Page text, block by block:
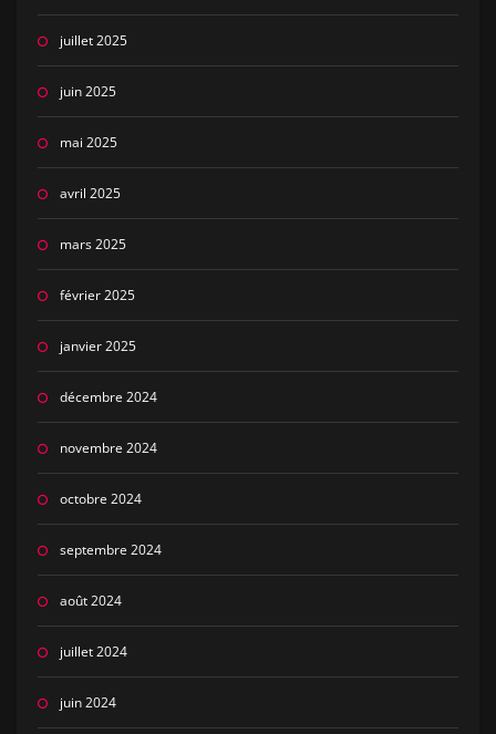
juillet 2025
juin 2025
mai 2025
avril 2025
mars 2025
février 2025
janvier 2025
décembre 2024
novembre 2024
octobre 2024
septembre 2024
août 2024
juillet 2024
juin 2024